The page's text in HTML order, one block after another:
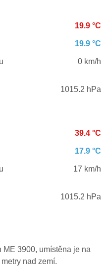
19.9 °C
19.9 °C
0 km/h
1015.2 hPa
39.4 °C
17.9 °C
17 km/h
1015.2 hPa
3900, umístěna je na
nad zemí.